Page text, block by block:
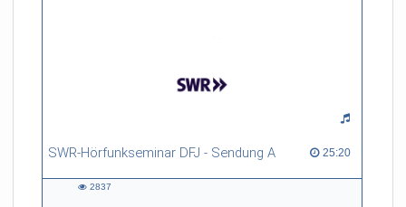
SWR-Hörfunkseminar DFJ - Sendung A 25:20
25:20 duration
2837